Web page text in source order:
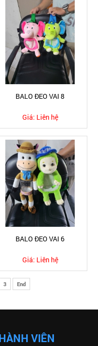
BALO ĐEO VAI 8
Giá: Liên hệ
BALO ĐEO VAI 6
Giá: Liên hệ
3 End
VIÊN